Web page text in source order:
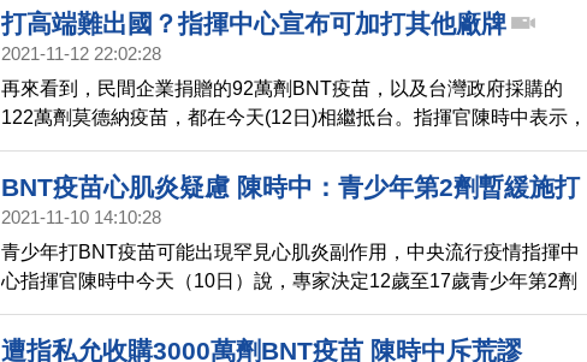
體濃度會「衝上極高點」，但心肌炎發生風險也可能更高，要小心，
來看到指揮中心的回應。
打高端難出國？指揮中心宣布可加打其他廠牌
2021-11-12 22:02:28
再來看到，民間企業捐贈的92萬劑BNT疫苗，以及台灣政府採購的
122萬劑莫德納疫苗，都在今天(12日)相繼抵台。指揮官陳時中表示，
疫苗如何運用會看封緘檢驗結果，也有可能使用在AZ混打BNT。而因
應民眾緊急出國需求，指揮中心宣布，施打高端者，可再加打其他廠
牌疫苗。
BNT疫苗心肌炎疑慮 陳時中：青少年第2劑暫緩施打
2021-11-10 14:10:28
青少年打BNT疫苗可能出現罕見心肌炎副作用，中央流行疫情指揮中
心指揮官陳時中今天（10日）說，專家決定12歲至17歲青少年第2劑
疫苗暫緩施打，將再觀察2週，並檢視先前心肌炎個案。
遭指私允收購3000萬劑BNT疫苗 陳時中斥荒謬